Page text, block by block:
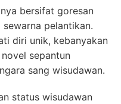
bersifat goresan
pelantikan.
diri unik, kebanyakan
sepantun
sang wisudawan.
status wisudawan